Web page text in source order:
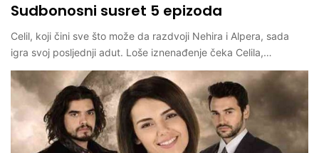
Sudbonosni susret 5 epizoda
Celil, koji čini sve što može da razdvoji Nehira i Alpera, sada
igra svoj posljednji adut. Loše iznenađenje čeka Celila,…